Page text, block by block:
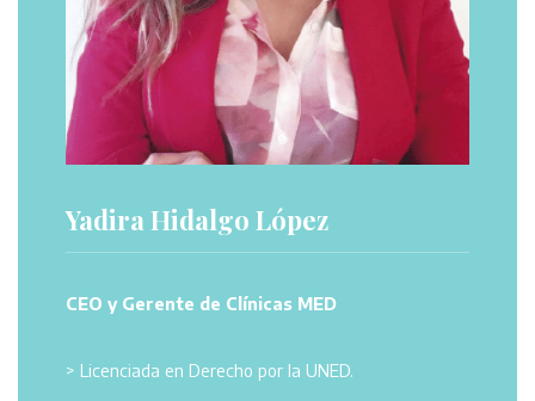
Yadira Hidalgo López
CEO y Gerente de Clínicas MED
> Licenciada en Derecho por la UNED.